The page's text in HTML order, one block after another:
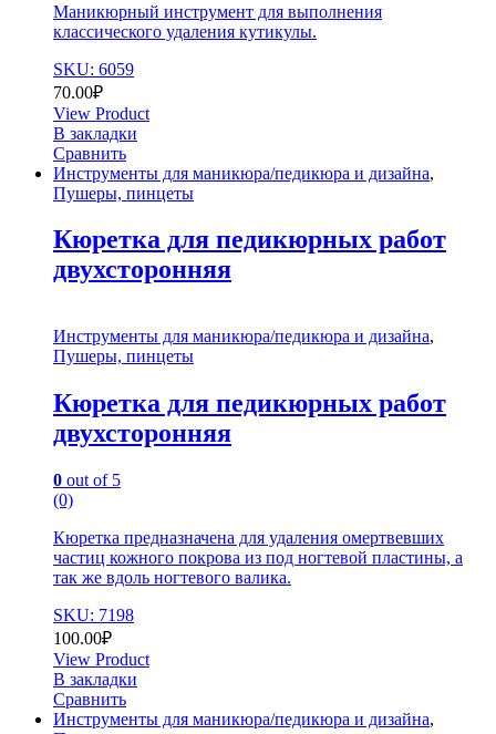
Маникюрный инструмент для выполнения
классического удаления кутикулы.
SKU: 6059
70.00₽
View Product
В закладки
Сравнить
Инструменты для маникюра/педикюра и дизайна,
Пушеры, пинцеты
Кюретка для педикюрных работ
двухсторонняя
Инструменты для маникюра/педикюра и дизайна,
Пушеры, пинцеты
Кюретка для педикюрных работ
двухсторонняя
0 out of 5
(0)
Кюретка предназначена для удаления омертвевших
частиц кожного покрова из под ногтевой пластины, а
так же вдоль ногтевого валика.
SKU: 7198
100.00₽
View Product
В закладки
Сравнить
Инструменты для маникюра/педикюра и дизайна,